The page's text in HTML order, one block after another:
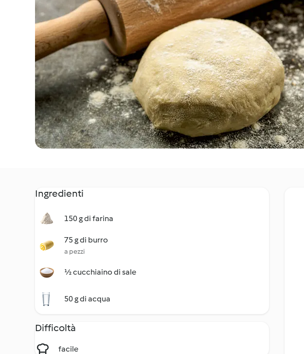
Ingredienti
150 g di farina
75 g di burro
a pezzi
½ cucchiaino di sale
50 g di acqua
Difficoltà
facile